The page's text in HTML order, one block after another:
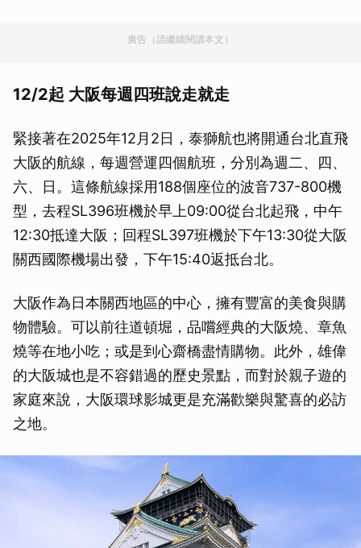
廣告（請繼續閱讀本文）
12/2起 大阪每週四班說走就走
緊接著在2025年12月2日，泰獅航也將開通台北直飛
大阪的航線，每週營運四個航班，分別為週二、四、
六、日。這條航線採用188個座位的波音737-800機
型，去程SL396班機於早上09:00從台北起飛，中午
12:30抵達大阪；回程SL397班機於下午13:30從大阪
關西國際機場出發，下午15:40返抵台北。
大阪作為日本關西地區的中心，擁有豐富的美食與購
物體驗。可以前往道頓堀，品嚐經典的大阪燒、章魚
燒等在地小吃；或是到心齋橋盡情購物。此外，雄偉
的大阪城也是不容錯過的歷史景點，而對於親子遊的
家庭來說，大阪環球影城更是充滿歡樂與驚喜的必訪
之地。